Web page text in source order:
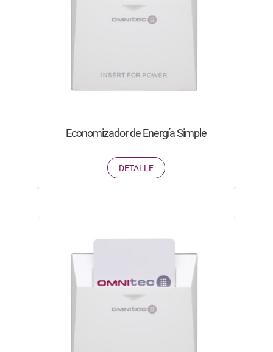
Economizador de Energía Simple
DETALLE